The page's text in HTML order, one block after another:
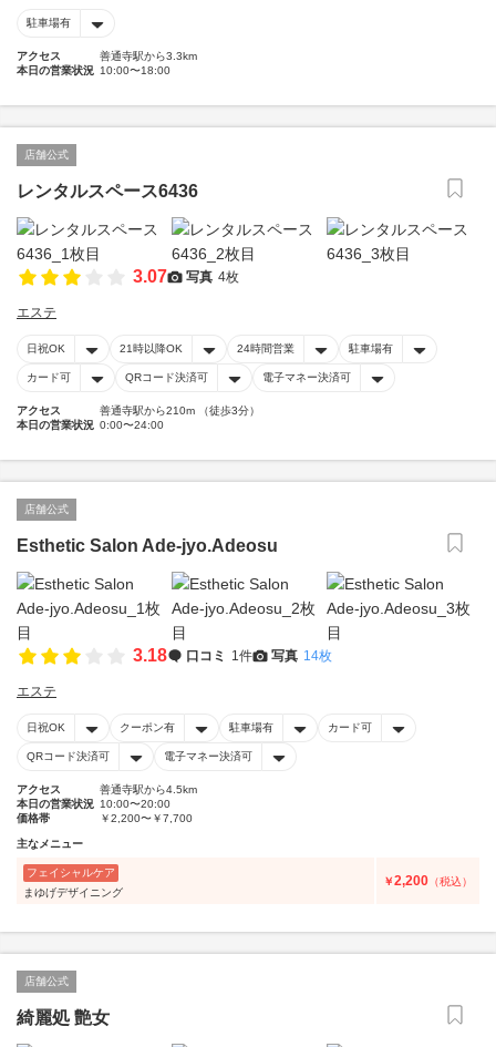
駐車場有
アクセス
善通寺駅から3.3km
本日の営業状況 10:00〜18:00
店舗公式
レンタルスペース6436
3.07 写真 4枚
エステ
日祝OK 21時以降OK 24時間営業 駐車場有
カード可 QRコード決済可 電子マネー決済可
アクセス
善通寺駅から210m （徒歩3分）
本日の営業状況 0:00〜24:00
店舗公式
Esthetic Salon Ade-jyo.Adeosu
3.18 口コミ 1件 写真 14枚
エステ
日祝OK クーポン有 駐車場有 カード可
QRコード決済可 電子マネー決済可
アクセス
善通寺駅から4.5km
本日の営業状況 10:00〜20:00
価格帯
￥2,200〜￥7,700
主なメニュー
フェイシャルケア
まゆげデザイニング
￥2,200 （税込）
店舗公式
綺麗処 艶女